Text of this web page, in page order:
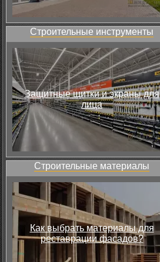
Строительные инструменты
Защитные щитки и экраны для
лица
Строительные материалы
Как выбрать материалы для
реставрации фасадов?